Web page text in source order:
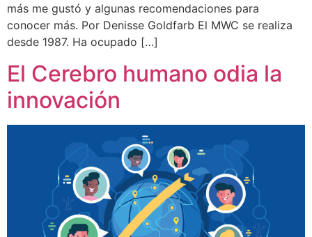
más me gustó y algunas recomendaciones para
conocer más. Por Denisse Goldfarb El MWC se realiza
desde 1987. Ha ocupado […]
El Cerebro humano odia la
innovación